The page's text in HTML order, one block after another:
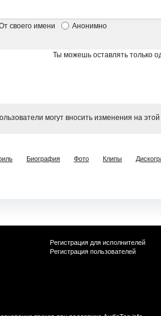
своего имени Анонимно
Ты можешь оставлять только
могут вносить изменения на
Биография Фото Клипы
Регистрация для исполнителей
Регистрация пользователей